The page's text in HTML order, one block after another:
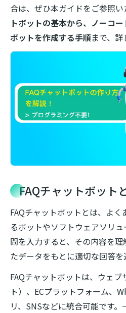
合は、ぜひ本ガイドをご参照い
トボットの基本から、ノーコ
ボットを作成する手順まで、詳
FAQチャットボット
FAQチャットボットとは、よ
るボットやソフトウェアソリ
問を入力すると、その内容を
たデータをもとに適切な回答を
FAQチャットボットは、ウェ
ト）、ECプラットフォーム、
リ、SNSなどに統合可能です